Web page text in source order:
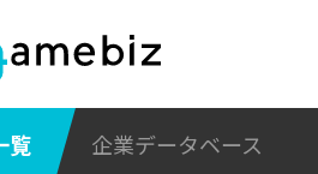
覧 企業データベース